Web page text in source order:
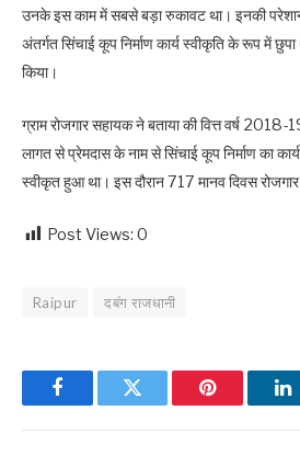
उनके इस काम में सबसे बड़ा रुकावट था। इनकी परेशानी
अंतर्गत सिंचाई कूप निर्माण कार्य स्वीकृति के रूप में
किया।
ग्राम रोजगार सहायक ने बताया की वित्त वर्ष
लागत से प्रेमदास के नाम से सिंचाई कूप निर्माण का कार्य
स्वीकृत हुआ था। इस दौरान 717 मानव दिवस
Post Views: 0
Raipur दबंग राजधानी
FacebookTwitter Pinterest